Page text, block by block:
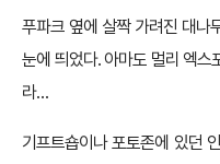
푸파크 옆에 살짝 가려진 대나
눈에 띄었다. 아마도 멀리 엑스
라…
기프트숍이나 포토존에 있던